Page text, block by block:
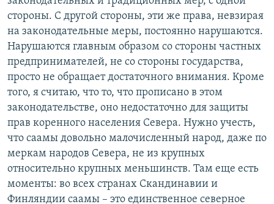
стороны. С другой стороны, эти же права, невзирая
на законодательные меры, постоянно нарушаются.
Нарушаются главным образом со стороны частных
предпринимателей, не со стороны государства,
просто не обращает достаточного внимания. Кроме
того, я считаю, что то, что прописано в этом
законодательстве, оно недостаточно для защиты
прав коренного населения Севера. Нужно учесть,
что саамы довольно малочисленный народ, даже по
меркам народов Севера, не из крупных
относительно крупных меньшинств. Там еще есть
моменты: во всех странах Скандинавии и
Финляндии саамы – это единственное северное